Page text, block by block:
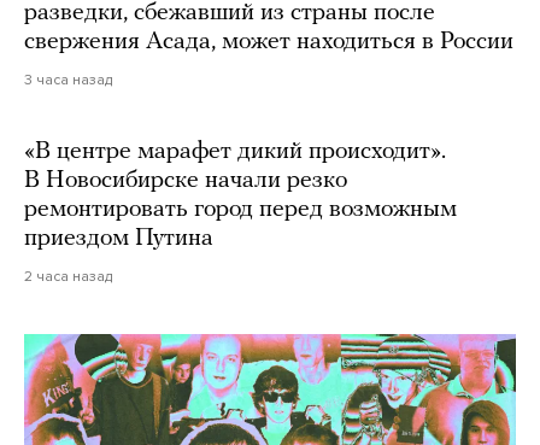
разведки, сбежавший из страны после
свержения Асада, может находиться в России
3 часа назад
«В центре марафет дикий происходит».
В Новосибирске начали резко
ремонтировать город перед возможным
приездом Путина
2 часа назад